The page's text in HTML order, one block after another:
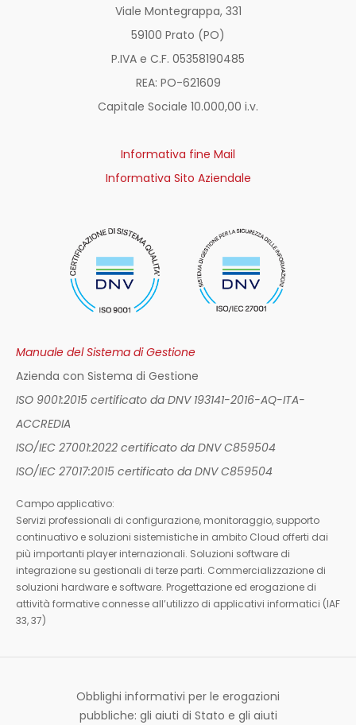
Viale Montegrappa, 331
59100 Prato (PO)
P.IVA e C.F. 05358190485
REA: PO-621609
Capitale Sociale 10.000,00 i.v.
Informativa fine Mail
Informativa Sito Aziendale
Manuale del Sistema di Gestione
Azienda con Sistema di Gestione
ISO 9001:2015 certificato da DNV 193141-2016-AQ-ITA-
ACCREDIA
ISO/IEC 27001:2022 certificato da DNV C859504
ISO/IEC 27017:2015 certificato da DNV C859504
Campo applicativo:
Servizi professionali di configurazione, monitoraggio, supporto
continuativo e soluzioni sistemistiche in ambito Cloud offerti dai
più importanti player internazionali. Soluzioni software di
integrazione su gestionali di terze parti. Commercializzazione di
soluzioni hardware e software. Progettazione ed erogazione di
attività formative connesse all’utilizzo di applicativi informatici (IAF
33, 37)
Obblighi informativi per le erogazioni
pubbliche: gli aiuti di Stato e gli aiuti